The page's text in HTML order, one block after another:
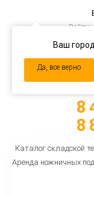
Ваш
Да, все верно
Войти
navigation
8
8
Каталог складской
Аренда ножничных